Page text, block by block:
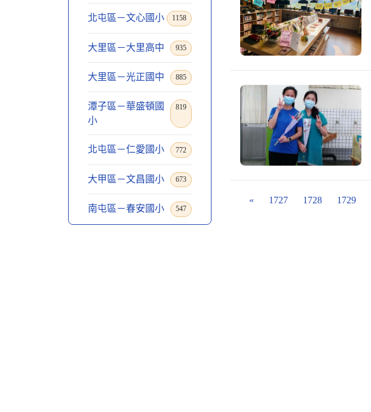
北屯區－文心國小 1158
大里區－大里高中 935
大里區－光正國中 885
潭子區－華盛頓國
小
819
北屯區－仁愛國小 772
大甲區－文昌國小 673
南屯區－春安國小 547
« 1727 1728 1729